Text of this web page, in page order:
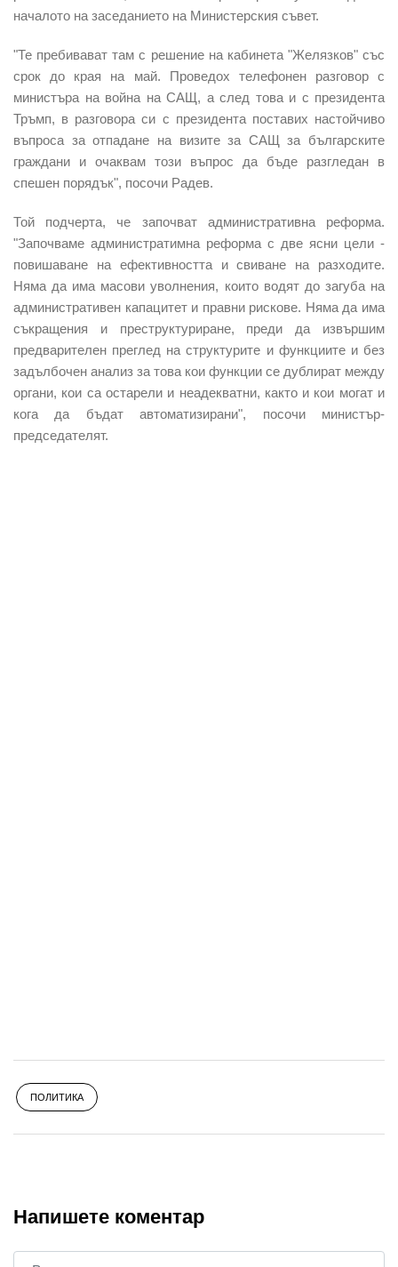
началото на заседанието на Министерския съвет.
"Те пребивават там с решение на кабинета "Желязков" със
срок до края на май. Проведох телефонен разговор с
министъра на война на САЩ, а след това и с президента
Тръмп, в разговора си с президента поставих настойчиво
въпроса за отпадане на визите за САЩ за българските
граждани и очаквам този въпрос да бъде разгледан в
спешен порядък", посочи Радев.
Той подчерта, че започват административна реформа.
"Започваме администратимна реформа с две ясни цели -
повишаване на ефективността и свиване на разходите.
Няма да има масови уволнения, които водят до загуба на
административен капацитет и правни рискове. Няма да има
съкращения и преструктуриране, преди да извършим
предварителен преглед на структурите и функциите и без
задълбочен анализ за това кои функции се дублират между
органи, кои са остарели и неадекватни, както и кои могат и
кога да бъдат автоматизирани", посочи министър-
председателят.
ПОЛИТИКА
Напишете коментар